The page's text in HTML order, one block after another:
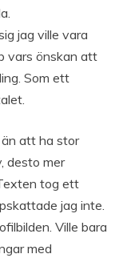
jag ville vara
vars önskan att
Som ett
att ha stor
desto mer
tog ett
jag inte.
Ville bara
med